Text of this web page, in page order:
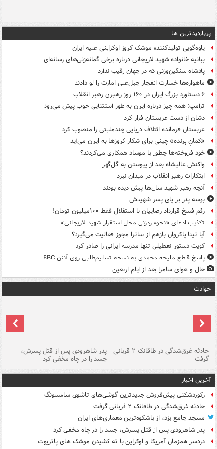
پربازدیدترین ها
یاوه‌گویی تولیدکننده موشک کروز اوکراینی علیه ایران
بیانیه خانواده شهید لاریجانی درباره برخی گمانه‌زنی‌های رسانه‌ای
پادشاه سنگین‌وزنی که در جهان رقیب ندارد
ماهواره‌ها خسارت انفجار جبل‌علی امارت را لو دادند
۶ دستاورد بزرگ ایران در ۱۶۰ روز رهبری رهبر انقلاب
ترامپ: همه چیز درباره ایران به طور استثنایی خوب پیش می‌رود
دشان از دست عربستان فرار کرد
عربستان فرمانده ائتلاف دریایی چندملیتی را منصوب کرد
«کمانِ پرنده» چینی برای شکار کروزها به ایران می‌آید
خود فروخته‌ها چطور با موساد همکاری می‌کردند؟
واکنش عالیشاه بعد از پیوستن به گل‌گهر
ابتکارات رهبر انقلاب در میدان نبرد
آنچه رهبر شهید سال‌ها پیش دیده بودند
بوسه‌ پدر بر پای پسر شهیدش
رقم فسخ قرارداد رضاییان با استقلال فقط ۱۰۰میلیون تومان!
تکذیب ادعای «نحوه ردزنی محل استقرار شهید لاریجانی»
آیا تینا پاکروان بازهم از ساترا مجوز فعالیت می‌گیرد؟
کویت دستور تعطیلی تنها مدرسه ایرانی را صادر کرد
پاسخ قاطع ملیحه محمدی به نسخه تسلیم‌طلبی روی آنتن BBC
حال و هوای سامرا بعد از ایام اربعین
حوادث
حادثه غرق‌شدگی در طاقانک ۲ قربانی
گرفت
پدر شاهرودی پس از قتل پسرش،
جسد را در چاه مخفی کرد
آخرین اخبار
رکوردشکنی پیش‌فروش جدیدترین گوشی‌های تاشوی سامسونگ
حادثه غرق‌شدگی در طاقانک ۲ قربانی گرفت
مسجد جامع یزد، از باشکوه‌ترین معماری‌های ایران
پدر شاهرودی پس از قتل پسرش، جسد را در چاه مخفی کرد
دردسر همزمان آمریکا و اوکراین با ته کشیدن موشک های پاتریوت